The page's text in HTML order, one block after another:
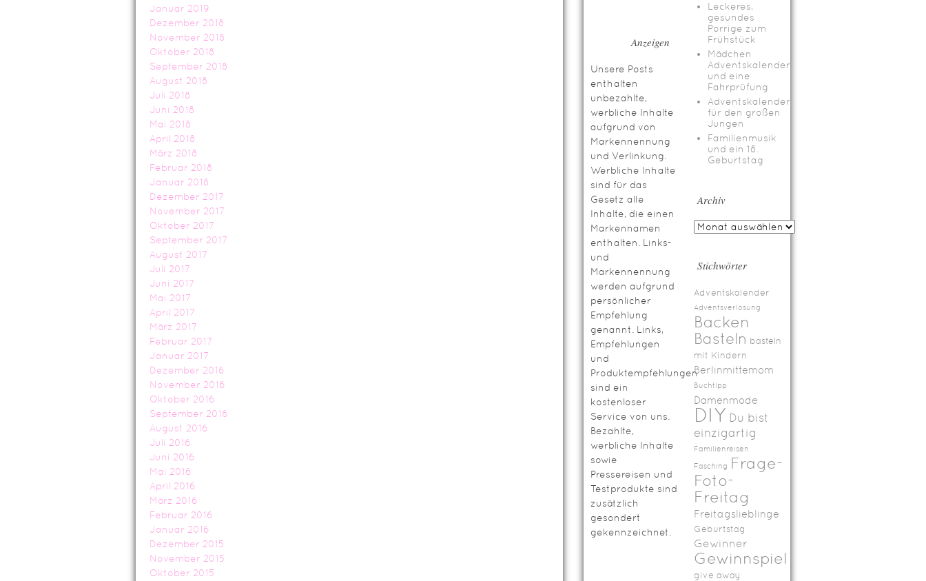
Januar 2019
Dezember 2018
November 2018
Oktober 2018
September 2018
August 2018
Juli 2018
Juni 2018
Mai 2018
April 2018
März 2018
Februar 2018
Januar 2018
Dezember 2017
November 2017
Oktober 2017
September 2017
August 2017
Juli 2017
Juni 2017
Mai 2017
April 2017
März 2017
Februar 2017
Januar 2017
Dezember 2016
November 2016
Oktober 2016
September 2016
August 2016
Juli 2016
Juni 2016
Mai 2016
April 2016
März 2016
Februar 2016
Januar 2016
Dezember 2015
November 2015
Oktober 2015
Anzeigen
Unsere Posts
enthalten
unbezahlte,
werbliche Inhalte
aufgrund von
Markennennung
und Verlinkung.
Werbliche Inhalte
sind für das
Gesetz alle
Inhalte, die einen
Markennamen
enthalten. Links-
und
Markennennung
werden aufgrund
persönlicher
Empfehlung
genannt. Links,
Empfehlungen
und
Produktempfehlungen
sind ein
kostenloser
Service von uns.
Bezahlte,
werbliche Inhalte
sowie
Pressereisen und
Testprodukte sind
zusätzlich
gesondert
gekennzeichnet.
Leckeres,
gesundes
Porrige zum
Frühstück
Mädchen
Adventskalender
und eine
Fahrprüfung
Adventskalender
für den großen
Jungen
Familienmusik
und ein 18.
Geburtstag
Archiv
Stichwörter
Adventskalender
Adventsverlosung
Backen
Basteln basteln
mit Kindern
Berlinmittemom
Buchtipp
Damenmode
DIY Du bist
einzigartig
Familienreisen
Fasching Frage-
Foto-
Freitag
Freitagslieblinge
Geburtstag
Gewinner
Gewinnspiel
give away